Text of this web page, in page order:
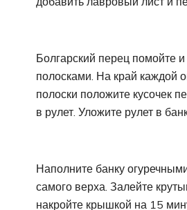
Болгарский перец помойте
полосками. На край каждой
полоски положите кусочек
в рулет. Уложите рулет в
Наполните банку
самого верха. Залейте
накройте крышкой на 15